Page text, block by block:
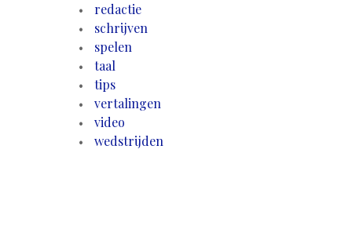
redactie
schrijven
spelen
taal
tips
vertalingen
video
wedstrijden